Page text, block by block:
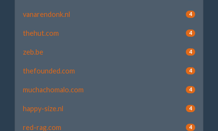
vanarendonk.nl 4
thehut.com 4
zeb.be 4
thefounded.com 4
muchachomalo.com 4
happy-size.nl 4
red-rag.com 4